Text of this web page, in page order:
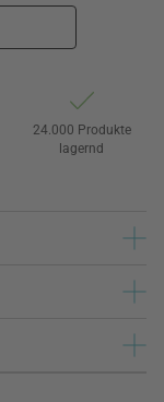
24.000 Produkte
lagernd